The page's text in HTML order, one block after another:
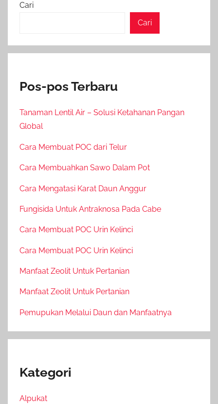
Cari
Cari
Pos-pos Terbaru
Tanaman Lentil Air – Solusi Ketahanan Pangan
Global
Cara Membuat POC dari Telur
Cara Membuahkan Sawo Dalam Pot
Cara Mengatasi Karat Daun Anggur
Fungisida Untuk Antraknosa Pada Cabe
Cara Membuat POC Urin Kelinci
Cara Membuat POC Urin Kelinci
Manfaat Zeolit Untuk Pertanian
Manfaat Zeolit Untuk Pertanian
Pemupukan Melalui Daun dan Manfaatnya
Kategori
Alpukat